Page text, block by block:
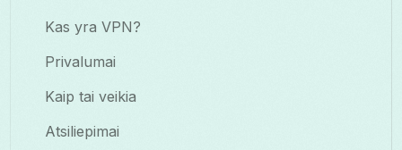
Kas yra VPN?
Privalumai
Kaip tai veikia
Atsiliepimai